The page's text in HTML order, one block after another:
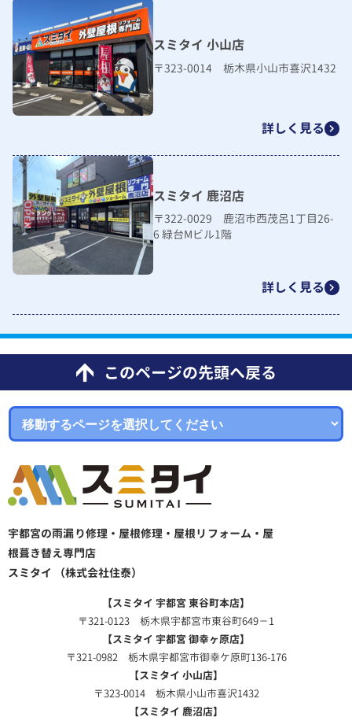
スミタイ 小山店
〒323-0014 栃木県小山市喜沢1432
詳しく見る
スミタイ 鹿沼店
〒322-0029 鹿沼市西茂呂1丁目26-
6 緑台Mビル1階
詳しく見る
このページの先頭へ戻る
宇都宮の雨漏り修理・屋根修理・屋根リフォーム・屋
根葺き替え専門店
スミタイ （株式会社住泰）
【スミタイ 宇都宮 東谷町本店】
〒321-0123 栃木県宇都宮市東谷町649－1
【スミタイ 宇都宮 御幸ヶ原店】
〒321-0982 栃木県宇都宮市御幸ケ原町136-176
【スミタイ 小山店】
〒323-0014 栃木県小山市喜沢1432
【スミタイ 鹿沼店】